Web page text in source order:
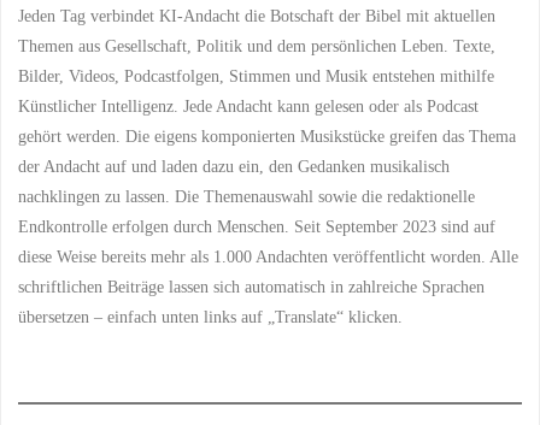
Jeden Tag verbindet KI-Andacht die Botschaft der Bibel mit aktuellen
Themen aus Gesellschaft, Politik und dem persönlichen Leben. Texte,
Bilder, Videos, Podcastfolgen, Stimmen und Musik entstehen mithilfe
Künstlicher Intelligenz. Jede Andacht kann gelesen oder als Podcast
gehört werden. Die eigens komponierten Musikstücke greifen das Thema
der Andacht auf und laden dazu ein, den Gedanken musikalisch
nachklingen zu lassen. Die Themenauswahl sowie die redaktionelle
Endkontrolle erfolgen durch Menschen. Seit September 2023 sind auf
diese Weise bereits mehr als 1.000 Andachten veröffentlicht worden. Alle
schriftlichen Beiträge lassen sich automatisch in zahlreiche Sprachen
übersetzen – einfach unten links auf „Translate“ klicken.